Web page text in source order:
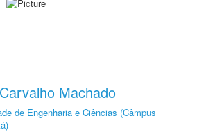
Machado
de Engenharia e Ciências (Câmpus